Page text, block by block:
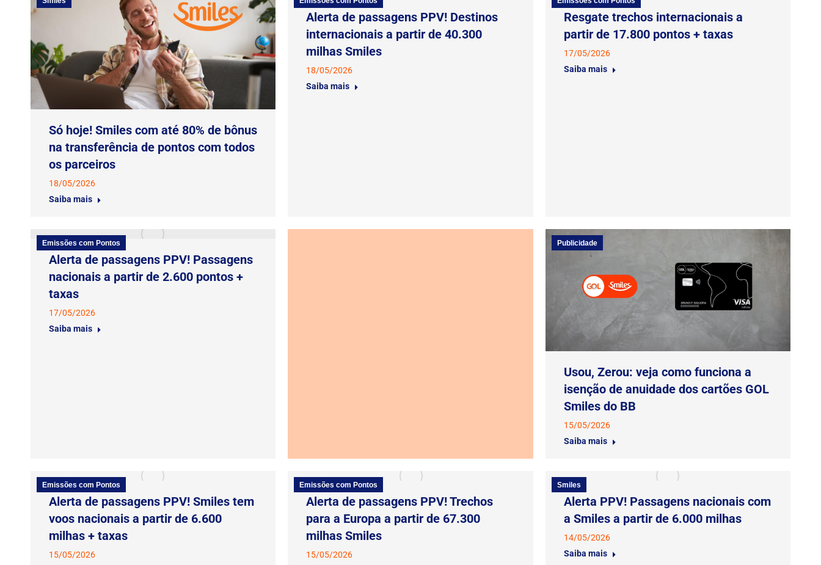
Só hoje! Smiles com até 80% de bônus
na transferência de pontos com todos
os parceiros
18/05/2026
Saiba mais
Alerta de passagens PPV! Destinos
internacionais a partir de 40.300
milhas Smiles
18/05/2026
Saiba mais
Resgate trechos internacionais a
partir de 17.800 pontos + taxas
17/05/2026
Saiba mais
Emissões com Pontos
Alerta de passagens PPV! Passagens
nacionais a partir de 2.600 pontos +
taxas
17/05/2026
Saiba mais
Publicidade
Usou, Zerou: veja como funciona a
isenção de anuidade dos cartões GOL
Smiles do BB
15/05/2026
Saiba mais
Emissões com Pontos
Alerta de passagens PPV! Smiles tem
voos nacionais a partir de 6.600
milhas + taxas
15/05/2026
Emissões com Pontos
Alerta de passagens PPV! Trechos
para a Europa a partir de 67.300
milhas Smiles
15/05/2026
Smiles
Alerta PPV! Passagens nacionais com
a Smiles a partir de 6.000 milhas
14/05/2026
Saiba mais